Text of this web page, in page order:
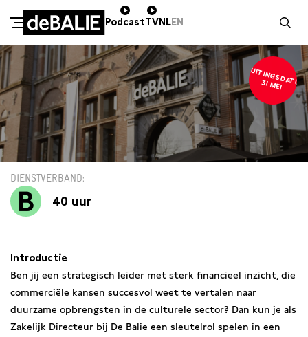
Meteen naar de content
De Balie
PodcastTVNLEN
SLUIT
IN
G
SD
AT
UM 31 M
EI
DIENSTVERBAND
40 uur
Introductie
Ben jij een strategisch leider met sterk financieel inzicht, die
commerciële kansen succesvol weet te vertalen naar
duurzame opbrengsten in de culturele sector? Dan kun je als
Zakelijk Directeur bij De Balie een sleutelrol spelen in een